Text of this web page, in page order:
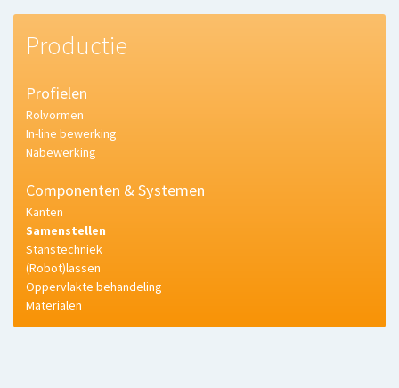
Productie
Profielen
Rolvormen
In-line bewerking
Nabewerking
Componenten & Systemen
Kanten
Samenstellen
Stanstechniek
(Robot)lassen
Oppervlakte behandeling
Materialen